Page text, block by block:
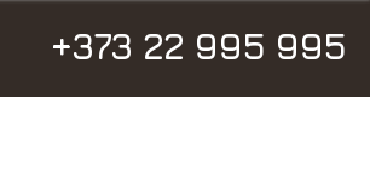
+373 22 995 995